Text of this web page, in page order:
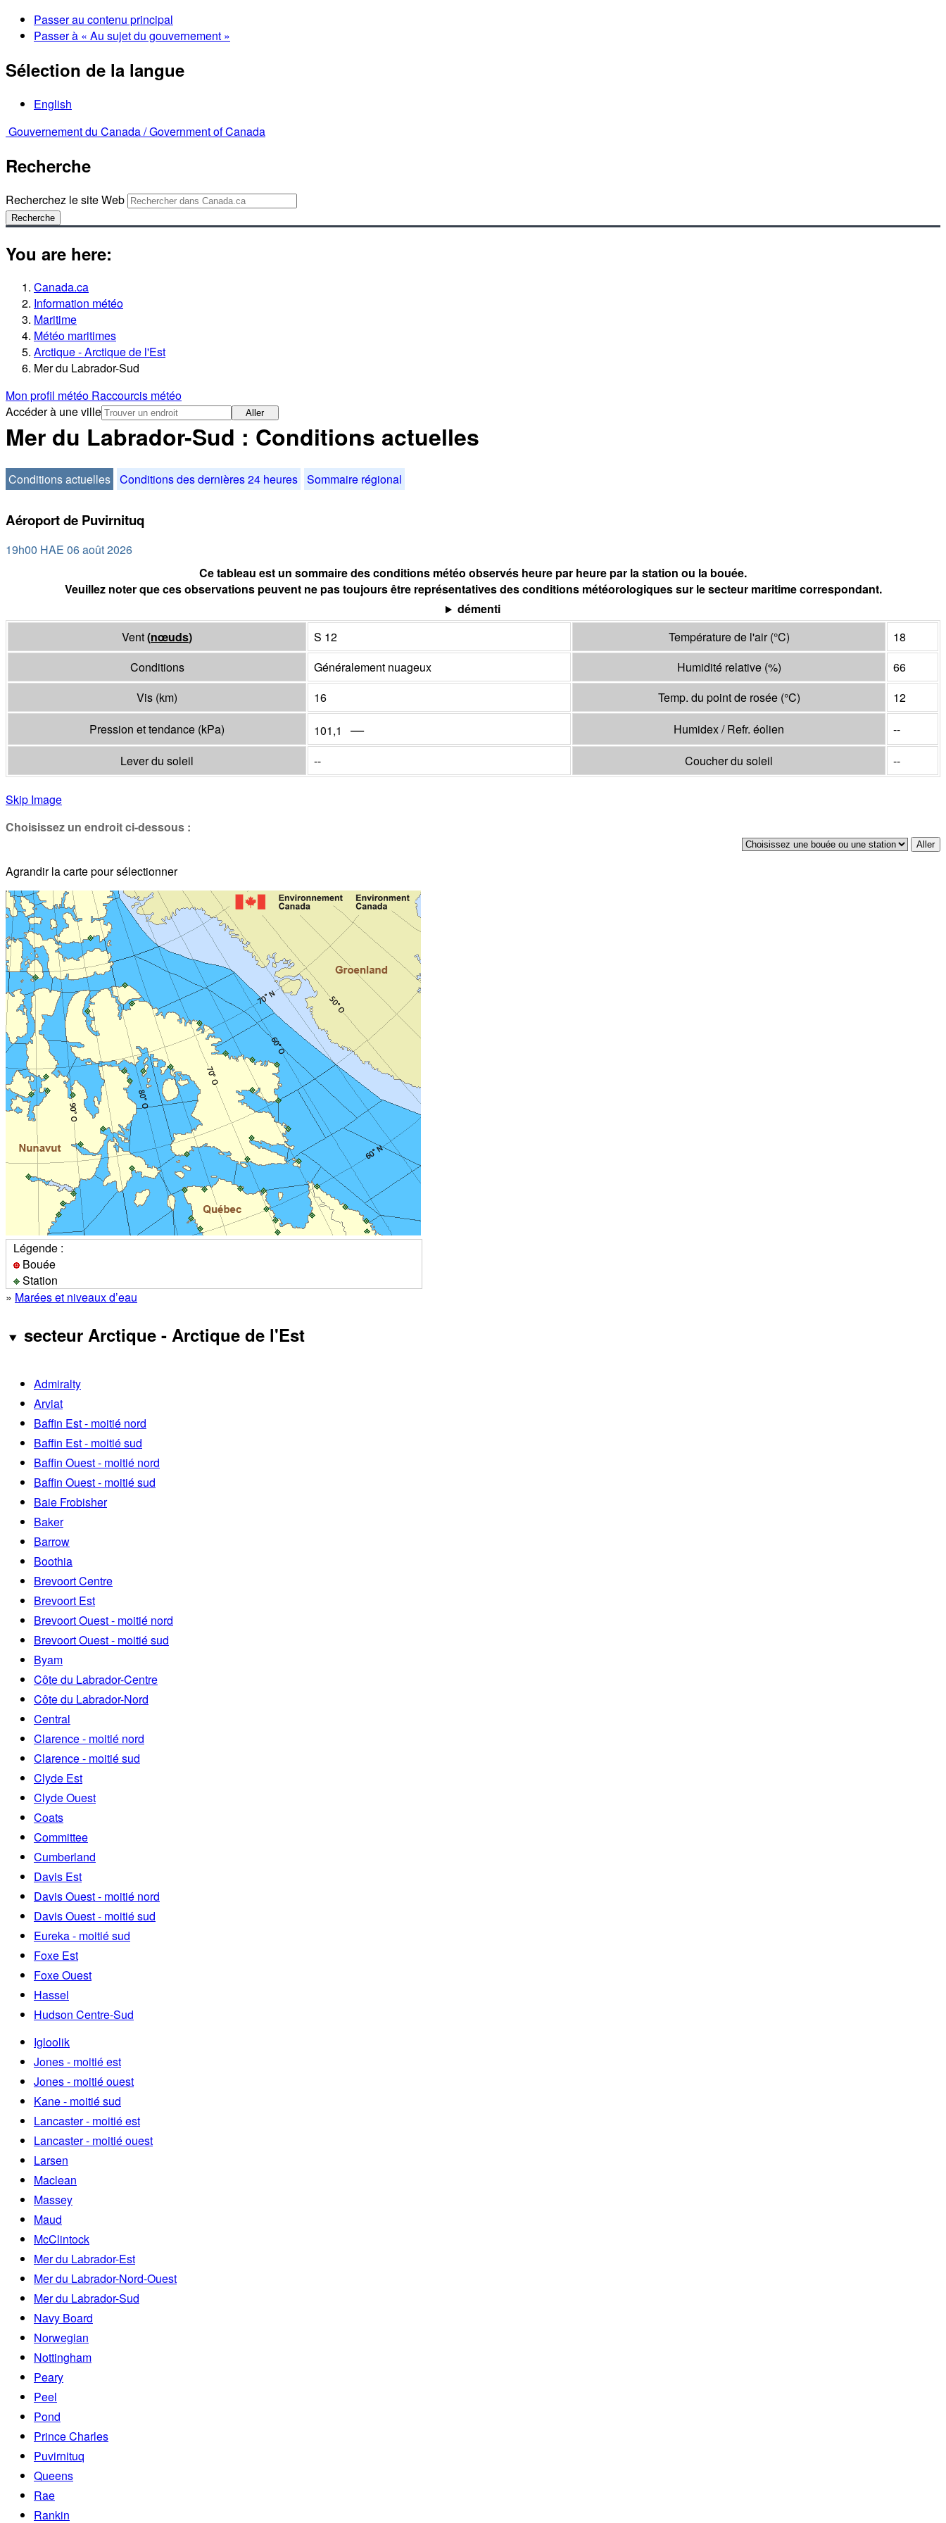
Passer au contenu principal
Passer à « Au sujet du gouvernement »
Sélection de la langue
English
Gouvernement du Canada /Government of Canada
Recherche
Recherchez le site Web
Recherche
You are here:
Canada.ca
Information météo
Maritime
Météo maritimes
Arctique - Arctique de l'Est
Mer du Labrador-Sud
Mon profil météo Raccourcis météo
Accéder à une ville
Aller
Mer du Labrador-Sud : Conditions actuelles
Conditions actuelles Conditions des dernières 24 heures Sommaire régional
Aéroport de Puvirnituq
19h00 HAE 06 août 2026
Ce tableau est un sommaire des conditions météo observés heure par heure par la station ou la bouée.
Veuillez noter que ces observations peuvent ne pas toujours être représentatives des conditions météorologiques sur le secteur maritime correspondant.
démenti
Vent(nœuds) S 12 Température de l'air(°C)
18
Conditions
Généralement nuageux Humidité relative (%)
66
Vis (km) 16 Temp. du point de rosée (°C)
12
Pression et tendance (kPa) 101,1 — Humidex / Refr. éolien
--
Lever du soleil
-- Coucher du soleil --
Skip Image
Choisissez un endroit ci-dessous :
Agrandir la carte pour sélectionner
Légende :
Bouée
Station
» Marées et niveaux d’eau
secteur Arctique - Arctique de l'Est
Admiralty
Arviat
Baffin Est - moitié nord
Baffin Est - moitié sud
Baffin Ouest - moitié nord
Baffin Ouest - moitié sud
Baie Frobisher
Baker
Barrow
Boothia
Brevoort Centre
Brevoort Est
Brevoort Ouest - moitié nord
Brevoort Ouest - moitié sud
Byam
Côte du Labrador-Centre
Côte du Labrador-Nord
Central
Clarence - moitié nord
Clarence - moitié sud
Clyde Est
Clyde Ouest
Coats
Committee
Cumberland
Davis Est
Davis Ouest - moitié nord
Davis Ouest - moitié sud
Eureka - moitié sud
Foxe Est
Foxe Ouest
Hassel
Hudson Centre-Sud
Igloolik
Jones - moitié est
Jones - moitié ouest
Kane - moitié sud
Lancaster - moitié est
Lancaster - moitié ouest
Larsen
Maclean
Massey
Maud
McClintock
Mer du Labrador-Est
Mer du Labrador-Nord-Ouest
Mer du Labrador-Sud
Navy Board
Norwegian
Nottingham
Peary
Peel
Pond
Prince Charles
Puvirnituq
Queens
Rae
Rankin